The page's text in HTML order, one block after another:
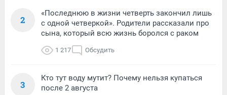
2
«Последнюю в жизни четверть закончил лишь
с одной четверкой». Родители рассказали про
сына, который всю жизнь боролся с раком
1 217 Обсудить
3
Кто тут воду мутит? Почему нельзя купаться
после 2 августа